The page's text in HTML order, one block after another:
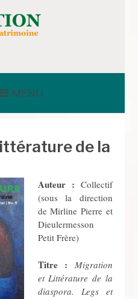
MENU
de la
Auteur : Collectif
(sous la direction
de Mirline Pierre et
Dieulermesson
Petit Frère)
Titre :
Migration
et Littérature de la
diaspora. Legs et